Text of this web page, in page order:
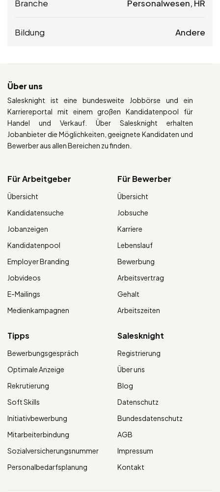
Branche Personalwesen, HR
Bildung Andere
Über uns
Salesknight ist eine bundesweite Jobbörse und ein
Karriereportal mit einem großen Kandidatenpool für
Handel und Verkauf. Über Salesknight erhalten
Jobanbieter die Möglichkeiten, geeignete Kandidaten und
Bewerber aus allen Bereichen zu finden.
Für Arbeitgeber
Übersicht
Kandidatensuche
Jobanzeigen
Kandidatenpool
Employer Branding
Jobvideos
E-Mailings
Medienkampagnen
Für Bewerber
Übersicht
Jobsuche
Karriere
Lebenslauf
Bewerbung
Arbeitsvertrag
Gehalt
Arbeitszeiten
Tipps
Bewerbungsgespräch
Optimale Anzeige
Rekrutierung
Soft Skills
Initiativbewerbung
Mitarbeiterbindung
Sozialversicherungsnummer
Personalbedarfsplanung
Salesknight
Registrierung
Über uns
Blog
Datenschutz
Bundesdatenschutz
AGB
Impressum
Kontakt